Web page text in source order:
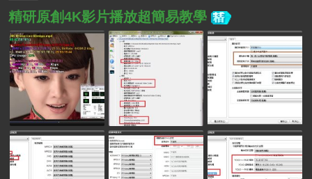
精研原創4K影片播放超簡易教學